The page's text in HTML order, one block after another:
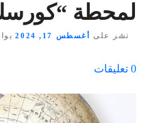
لمحطة
نشر على أغسطس 17, 2024
0 تعليقات
ى
٪